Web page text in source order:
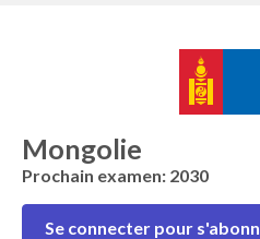
Mongolie
Prochain examen: 2030
Se connecter pour